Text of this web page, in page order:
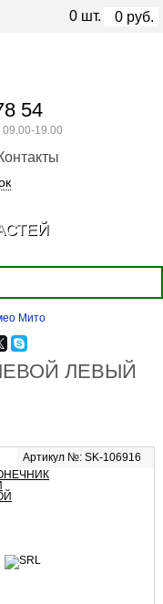
Мито
ЛЕВЫЙ
Артикул №: SK-106916
54
09.00-19.00
0 шт. 0 руб.